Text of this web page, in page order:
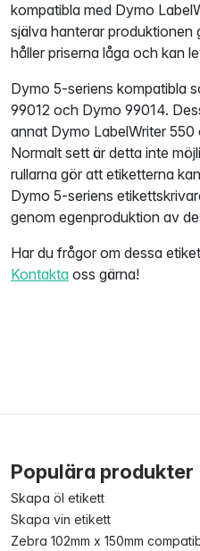
kompatibla med Dymo
själva hanterar produktionen
håller priserna låga och kan
Dymo 5-seriens kompatibla
99012 och Dymo 99014.
annat Dymo LabelWriter
Normalt sett är detta inte
rullarna gör att etiketterna
Dymo 5-seriens
genom egenproduktion av
Har du frågor om dessa
Kontakta oss gärna!
Populära produkter
Skapa öl etikett
Skapa vin etikett
Zebra 102mm x 150mm